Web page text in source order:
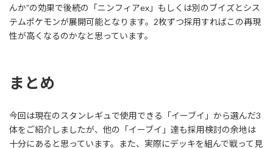
んか”の効果で後続の「ニンフィアex」もしくは別のブイズとシス
テムポケモンが展開可能となります。2枚ずつ採用すればこの再現
性が高くなるのかなと思っています。
まとめ
今回は現在のスタンレギュで使用できる「イーブイ」から選んだ3
体をご紹介しましたが、他の「イーブイ」達も採用検討の余地は
十分にあると思っています。また、実際にデッキを組んで戦って見